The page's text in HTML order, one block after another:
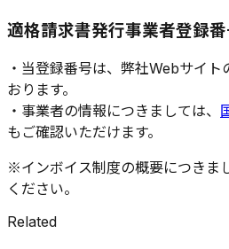
適格請求書発行事業者登録
・当登録番号は、弊社Webサイ
おります。
・事業者の情報につきましては、
もご確認いただけます。
※インボイス制度の概要につきま
ください。
Related